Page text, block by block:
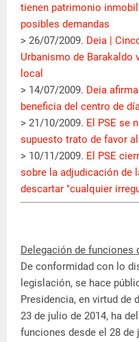
tienen patrimonio
posibles demandas
> 26/07/2009. Deia |
Urbanismo de Barakaldo
local
> 14/07/2009. Deia
beneficia del centro de
> 21/10/2009. El PSE se
supuesto trato de favor
> 10/11/2009. El PSE
sobre la adjudicación de
descartar "cualquier
Delegación de funciones
De conformidad con lo
legislación, se hace
Presidencia, en virtud de
23 de julio de 2014, ha
funciones desde el 28 de